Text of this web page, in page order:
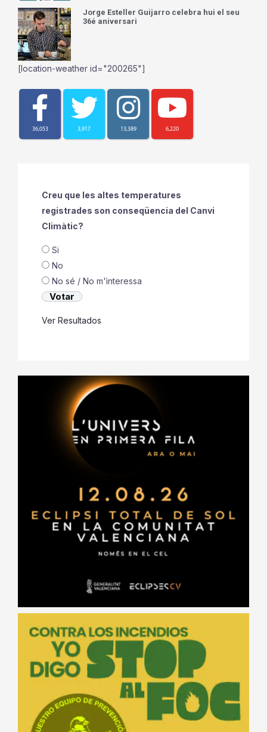
Jorge Esteller Guijarro celebra hui el seu
36é aniversari
[location-weather id="200265"]
36,053 3,917 13,389 6,220
Creu que les altes temperatures
registrades son conseqüencia del Canvi
Climàtic?
Si
No
No sé / No m'ìnteressa
Ver Resultados